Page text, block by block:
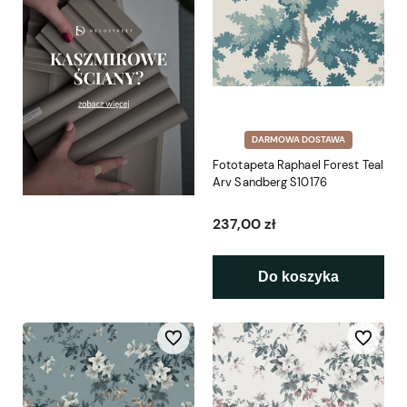
DARMOWA DOSTAWA
Fototapeta Raphael Forest Teal
Arv Sandberg S10176
237,00 zł
Do koszyka
Do ulubionych Do